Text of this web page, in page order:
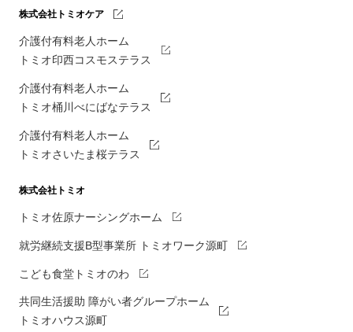
株式会社トミオケア
介護付有料老人ホーム
トミオ印西コスモステラス
介護付有料老人ホーム
トミオ桶川べにばなテラス
介護付有料老人ホーム
トミオさいたま桜テラス
株式会社トミオ
トミオ佐原ナーシングホーム
就労継続支援B型事業所 トミオワーク源町
こども食堂トミオのわ
共同生活援助 障がい者グループホーム
トミオハウス源町